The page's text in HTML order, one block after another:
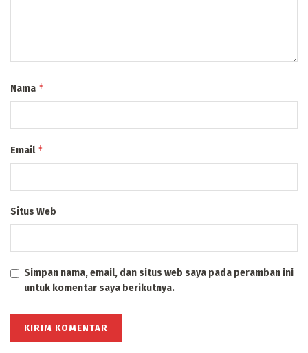
Nama *
Email*
Situs Web
Simpan nama, email, dan situs web saya pada peramban ini
untuk komentar saya berikutnya.